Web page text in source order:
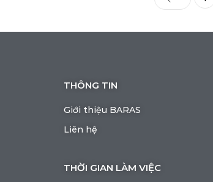
THÔNG TIN
Giới thiệu BARAS
Liên hệ
THỜI GIAN LÀM VIỆC